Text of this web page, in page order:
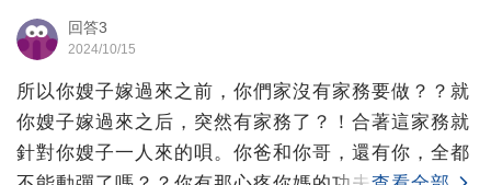
回答3
2024/10/15
所以你嫂子嫁過來之前，你們家沒有家務要做？？就
你嫂子嫁過來之后，突然有家務了？！合著這家務就
針對你嫂子一人來的唄。你爸和你哥，還有你，全都